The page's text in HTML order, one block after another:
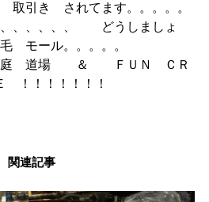
き されてます。。。。。
、、、、、 どうしましょ
モール。。。。。
道場 ＆ ＦＵＮ ＣＲ
！！！！！！！
関連記事